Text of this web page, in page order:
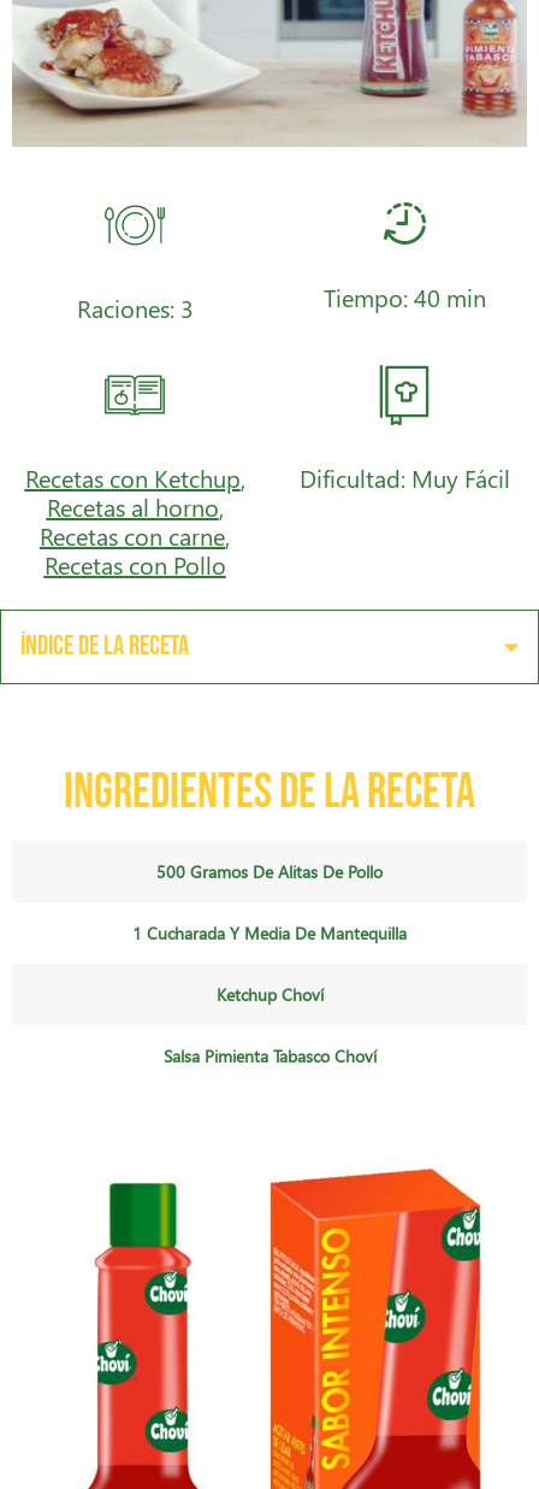
Raciones: 3 Tiempo: 40 min
Recetas con Ketchup,
Recetas al horno,
Recetas con carne,
Recetas con Pollo
Dificultad: Muy Fácil
Índice de la receta
Ingredientes de la receta
500 Gramos De Alitas De Pollo
1 Cucharada Y Media De Mantequilla
Ketchup Choví
Salsa Pimienta Tabasco Choví